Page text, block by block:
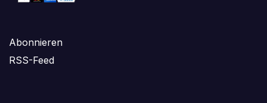
Abonnieren
RSS-Feed